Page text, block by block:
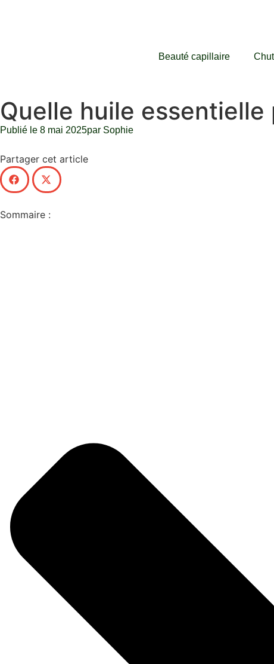
Beauté capillaire
Quelle huile
Publié le 8 mai 2025par Sophie
Partager cet article
Sommaire :